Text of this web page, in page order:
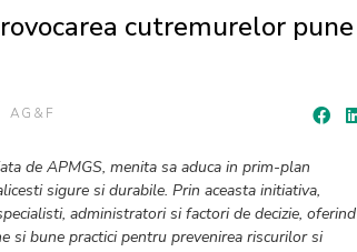
cutremurelor pune
AG&F
de APMGS, menita sa aduca in prim-plan
sigure si durabile. Prin aceasta initiativa,
administratori si factori de decizie, oferind
si bune practici pentru prevenirea riscurilor si